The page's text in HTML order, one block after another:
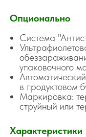
Опционально
Система
упаковочного
в продуктовом
Маркировка:
струйный или
Характеристики